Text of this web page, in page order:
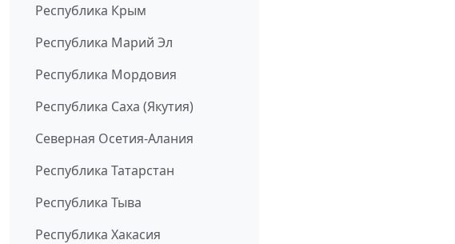
Республика Крым
Республика Марий Эл
Республика Мордовия
Республика Саха (Якутия)
Северная Осетия-Алания
Республика Татарстан
Республика Тыва
Республика Хакасия